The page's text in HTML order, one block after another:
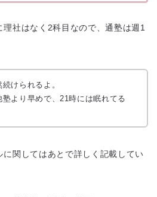
社はなく2科目なので、通塾は週1
けられるよ。
塾より早めで、21時には眠れてる
関してはあとで詳しく記載してい